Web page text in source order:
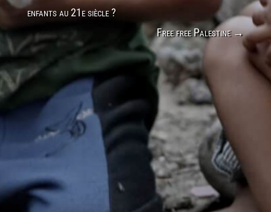
enfants au 21e siècle ?
Free free Palestine→